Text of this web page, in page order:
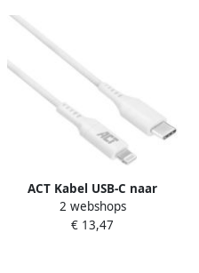
ACT Kabel USB-C naar
Lightning laad -en data 1
meter
2 webshops
€ 13,47